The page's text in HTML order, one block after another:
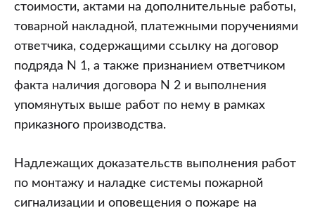
стоимости, актами на дополнительные работы,
товарной накладной, платежными поручениями
ответчика, содержащими ссылку на договор
подряда N 1, а также признанием ответчиком
факта наличия договора N 2 и выполнения
упомянутых выше работ по нему в рамках
приказного производства.
Надлежащих доказательств выполнения работ
по монтажу и наладке системы пожарной
сигнализации и оповещения о пожаре на